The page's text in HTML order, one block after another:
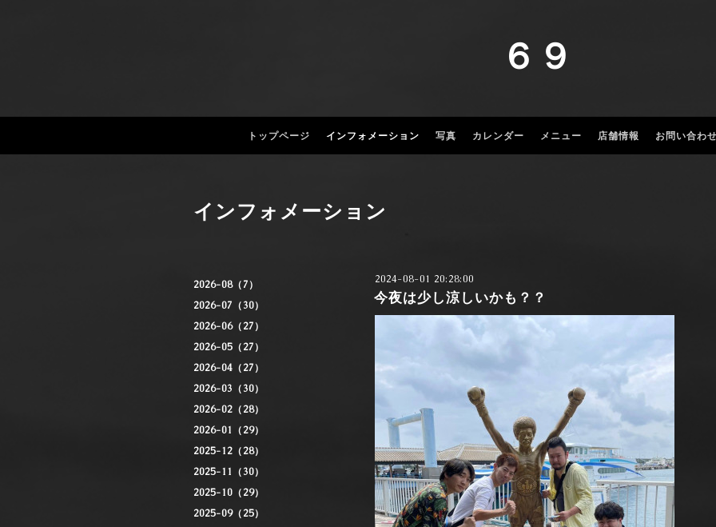
６９
トップページ インフォメーション 写真 カレンダー メニュー 店舗情報 お問い合わ
2026-08（7）
2026-07（30）
2026-06（27）
2026-05（27）
2026-04（27）
2026-03（30）
2026-02（28）
2026-01（29）
2025-12（28）
2025-11（30）
2025-10（29）
2025-09（25）
インフォメーション
2024-08-01 20:28:00
今夜は少し涼しいかも？？